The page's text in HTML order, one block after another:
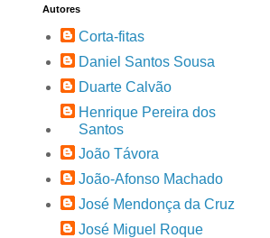
Autores
Corta-fitas
Daniel Santos Sousa
Duarte Calvão
Henrique Pereira dos
Santos
João Távora
João-Afonso Machado
José Mendonça da Cruz
José Miguel Roque